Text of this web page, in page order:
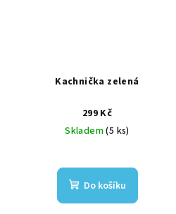
Kachnička zelená
299 Kč
Skladem(5 ks)
Do košíku